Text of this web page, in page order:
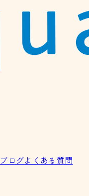
ブログよくある質問